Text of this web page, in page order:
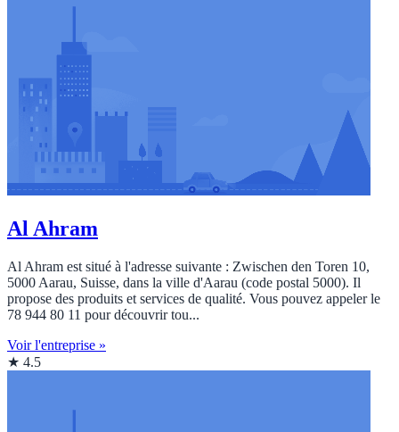
Al Ahram
Al Ahram est situé à l'adresse suivante : Zwischen den Toren 10,
5000 Aarau, Suisse, dans la ville d'Aarau (code postal 5000). Il
propose des produits et services de qualité. Vous pouvez appeler le
78 944 80 11 pour découvrir tou...
Voir l'entreprise »
★ 4.5